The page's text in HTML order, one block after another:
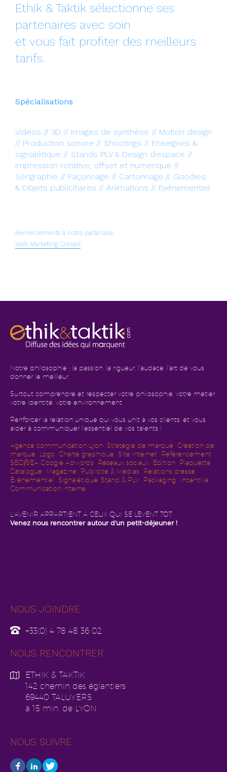
Ethik & Taktik sélectionne ses
partenaires avec soin
et vous fait profiter des meilleurs
tarifs.
Spécialisations
Vidéos // 3D // Images de synthèse // Motion design
// Production sonore // Shootings // Enseignes &
signalétique // Stands PLV & Design d'espace //
Impression rotative, offset et numérique //
Sérigraphie // Façonnage // Cartonnage // Goodies
& Objets publicitaires // Animations // Evénementiel
Remerciements à notre partenaire :
Web Marketing Conseil
Notre philosophie : la passion, la rigueur, l'audace, l'art de vous
donner le meilleur,
Surtout comprendre et respecter votre philosophie, votre métier,
votre identité, votre environnement,
Renforcer la relation unique qui vous unit à vos clients, et vous
aider à communiquer l'essentiel de vos talents !
Agence communication Lyon Stratégie de marque Création de
marque
Logo Charte graphique Site internet Référencement
SEO/SEA Google Adwords
Réseaux sociaux Edition Plaquette
Catalogue
Magazine Publicité & Médias
Relations presse
Evénementiel Signalétique, Stand & PLV Packaging
Incentive
Communication interne
L'AVENIR APPARTIENT A CEUX QUI SE LÈVENT TÔT
Venez nous rencontrer autour d'un petit-déjeuner !
NOUS JOINDRE
+33(0) 4 78 48 36 02
NOUS RENCONTRER
ETHIK & TAKTIK
142 chemin des églantiers
69440 TALUYERS
à 15 min. de LYON
NOUS SUIVRE